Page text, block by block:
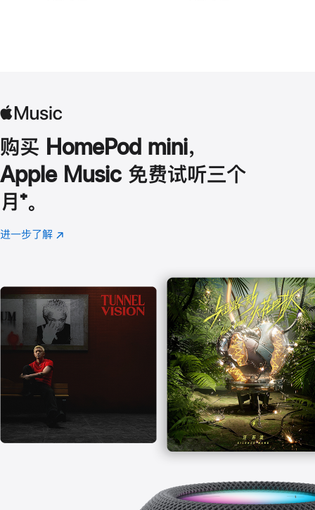
购买 HomePod mini，
Apple Music 免费试听三个
月 脚
注
⁺。
进一步了解 Apple
(在
口
中
打
开)